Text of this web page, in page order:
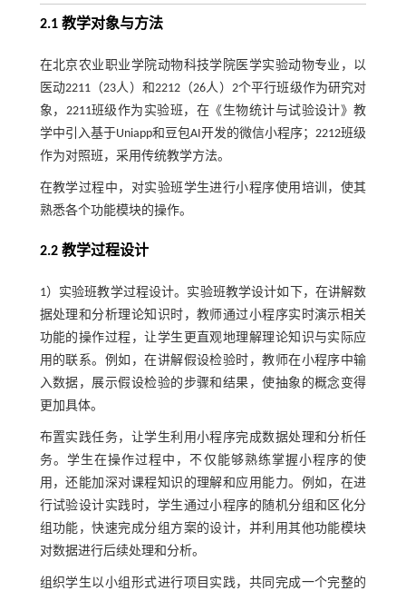
2.1 教学对象与方法
在北京农业职业学院动物科技学院医学实验动物专业，以
医动2211（23人）和2212（26人）2个平行班级作为研究对
象，2211班级作为实验班，在《生物统计与试验设计》教
学中引入基于Uniapp和豆包AI开发的微信小程序；2212班级
作为对照班，采用传统教学方法。
在教学过程中，对实验班学生进行小程序使用培训，使其
熟悉各个功能模块的操作。
2.2 教学过程设计
1）实验班教学过程设计。实验班教学设计如下，在讲解数
据处理和分析理论知识时，教师通过小程序实时演示相关
功能的操作过程，让学生更直观地理解理论知识与实际应
用的联系。例如，在讲解假设检验时，教师在小程序中输
入数据，展示假设检验的步骤和结果，使抽象的概念变得
更加具体。
布置实践任务，让学生利用小程序完成数据处理和分析任
务。学生在操作过程中，不仅能够熟练掌握小程序的使
用，还能加深对课程知识的理解和应用能力。例如，在进
行试验设计实践时，学生通过小程序的随机分组和区化分
组功能，快速完成分组方案的设计，并利用其他功能模块
对数据进行后续处理和分析。
组织学生以小组形式进行项目实践，共同完成一个完整的